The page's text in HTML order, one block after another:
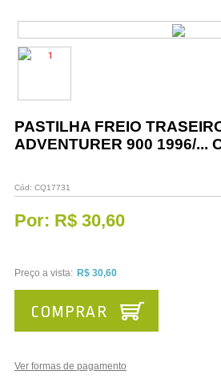
Para sua moto
Vestuário
Promoções
PASTILHA FREIO
ADVENTURER 900 1996/...
Cód: CQ17731
Por: R$ 30,60
Preço a vista: R$ 30,60
Ver formas de pagamento
COMPRAR